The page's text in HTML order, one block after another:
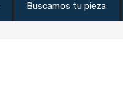
Buscamos tu pieza